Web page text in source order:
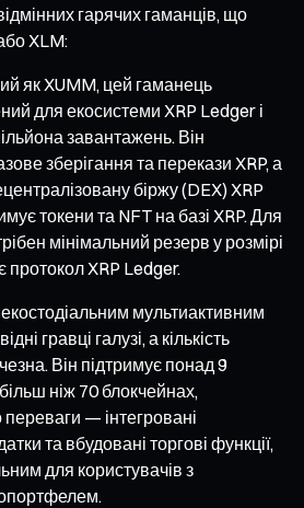
гарячих гаманців, що
XLM:
як XUMM, цей гаманець
для екосистеми XRP Ledger і
завантажень. Він
зберігання та перекази XRP, а
біржу (DEX) XRP
токени та NFT на базі XRP. Для
мінімальний резерв у розмірі
протокол XRP Ledger.
мультиактивним
гравці галузі, а кількість
Він підтримує понад 9
ніж 70 блокчейнах,
— інтегровані
та вбудовані торгові функції,
для користувачів з